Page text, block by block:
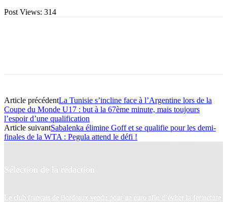
Post Views: 314
Article précédentLa Tunisie s’incline face à l’Argentine lors de la
Coupe du Monde U17 : but à la 67ème minute, mais toujours
l’espoir d’une qualification
Article suivantSabalenka élimine Goff et se qualifie pour les demi-
finales de la WTA : Pegula attend le défi !
Sélection de la rédaction
Le club français de Bordeaux vendu pour un euro afin d’éviter la fermeture